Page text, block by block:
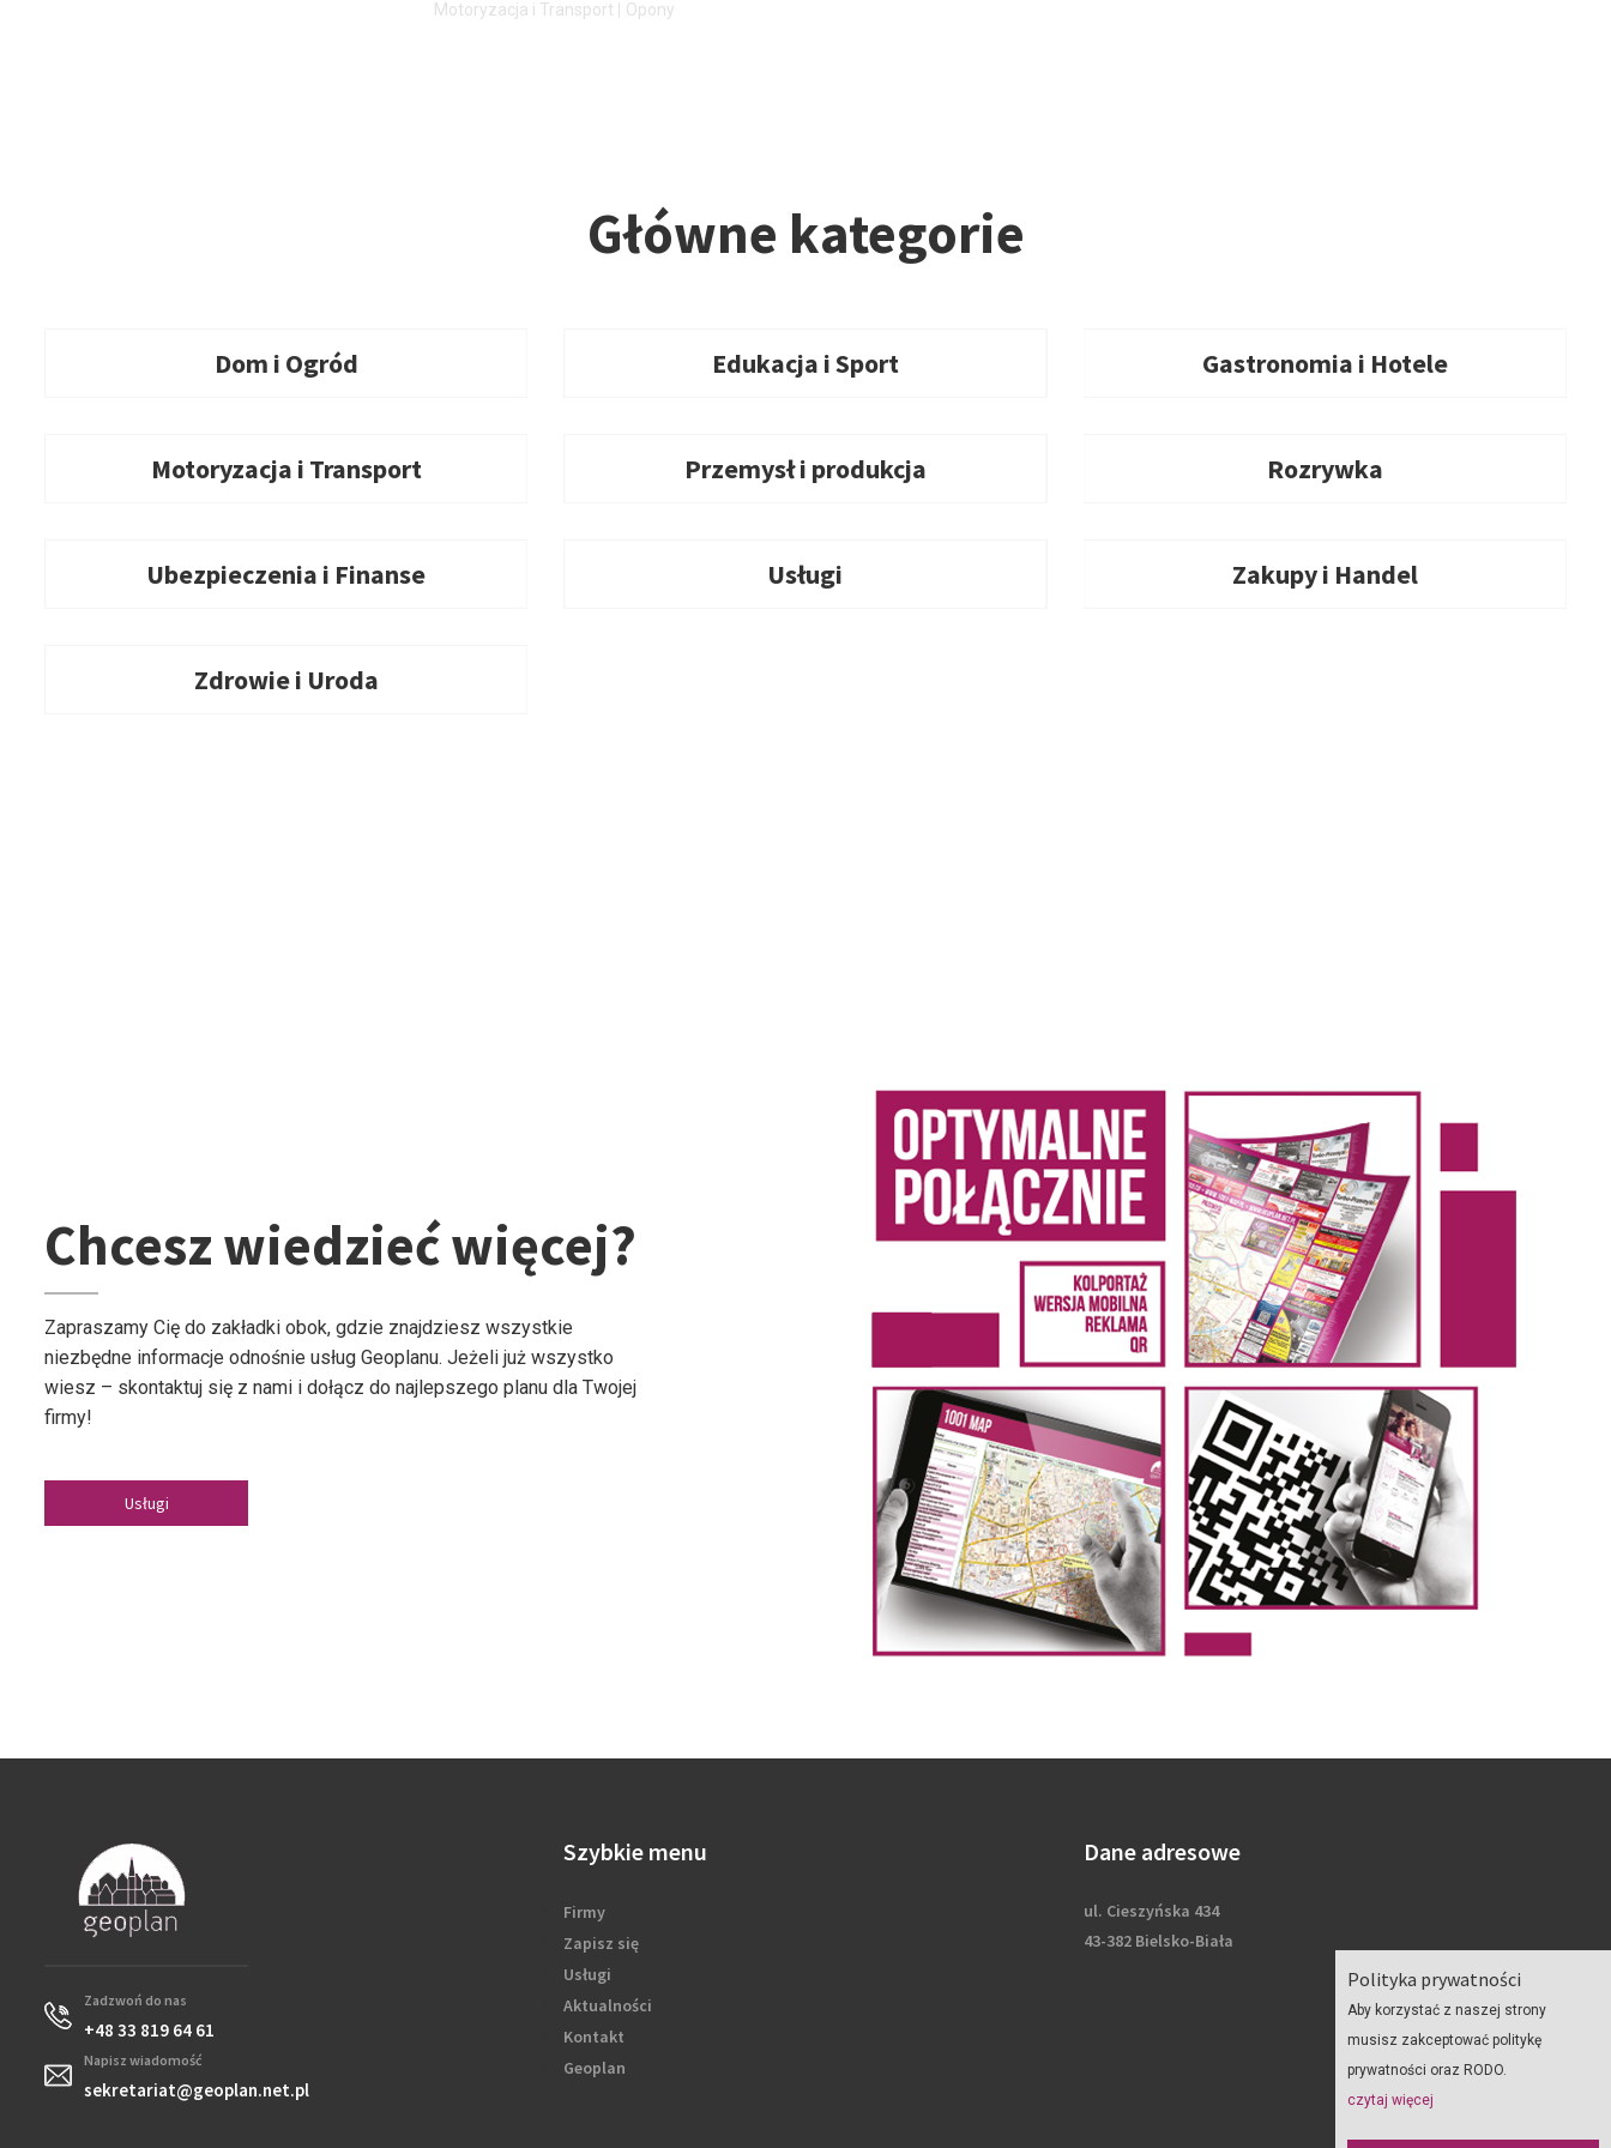
Polityka prywatności
Aby korzystać z naszej strony
musisz zakceptować politykę
prywatności oraz RODO.
czytaj więcej
Motoryzacja i Transport
Opony
Główne kategorie
Dom i Ogród Edukacja i Sport Gastronomia i Hotele
Motoryzacja i Transport Przemysł i produkcja Rozrywka
Ubezpieczenia i Finanse Usługi Zakupy i Handel
Zdrowie i Uroda
Chcesz wiedzieć więcej?
Zapraszamy Cię do zakładki obok, gdzie znajdziesz wszystkie
niezbędne informacje odnośnie usług Geoplanu. Jeżeli już wszystko
wiesz – skontaktuj się z nami i dołącz do najlepszego planu dla Twojej
firmy!
Usługi
Zadzwoń do nas
+48 33 819 64 61
Napisz wiadomość
sekretariat@geoplan.net.pl
Szybkie menu
Firmy
Zapisz się
Usługi
Aktualności
Kontakt
Geoplan
Dane adresowe
ul. Cieszyńska 434
43-382 Bielsko-Biała